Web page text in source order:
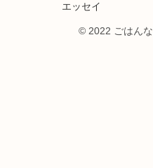
エッセイ
© 2022 ごはん